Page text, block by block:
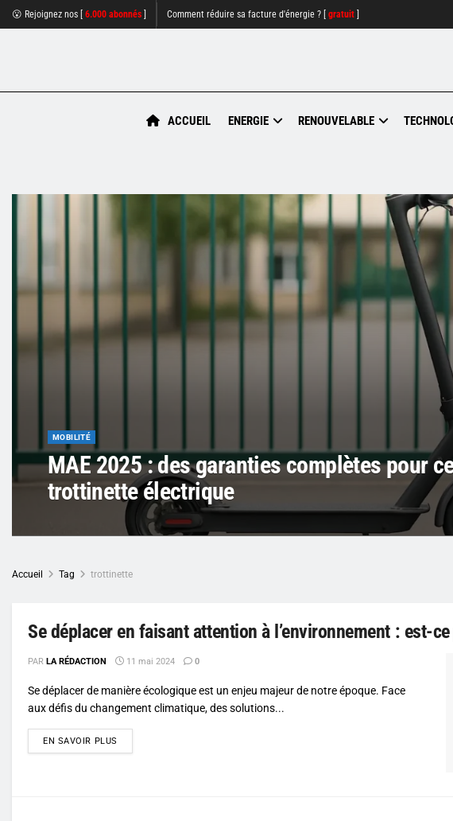
😮 Rejoignez nos [ 6.000 abonnés Comment réduire sa facture d'énergie ? [ gratuit
ACCUEIL ENERGIE RENOUVELABLE
MOBILITÉ
MAE 2025 : des garanties complètes pour
trottinette électrique
Accueil Tag trottinette
Se déplacer en faisant attention à l’environnement : est-
PAR LA RÉDACTION 11 mai 2024 0
Se déplacer de manière écologique est un enjeu majeur de notre époque. Face
aux défis du changement climatique, des solutions...
EN SAVOIR PLUS